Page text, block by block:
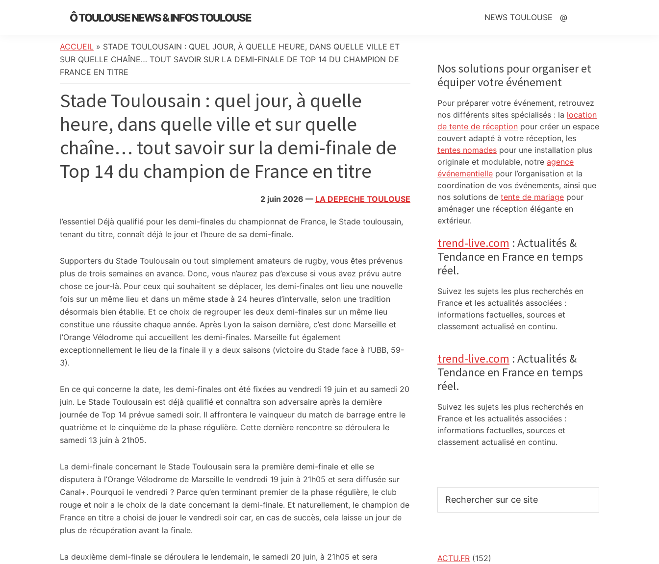
Ô TOULOUSE NEWS & INFOS TOULOUSE
de
l’actualité
toulousaine
info
locale,
société,
culture,
politique,
météo,
faits
divers
citoyennes
NEWS TOULOUSE @
ACCUEIL » STADE TOULOUSAIN : QUEL JOUR, À QUELLE HEURE, DANS QUELLE VILLE ET
SUR QUELLE CHAÎNE… TOUT SAVOIR SUR LA DEMI-FINALE DE TOP 14 DU CHAMPION DE
FRANCE EN TITRE
Stade Toulousain : quel jour, à quelle
heure, dans quelle ville et sur quelle
chaîne… tout savoir sur la demi-finale de
Top 14 du champion de France en titre
2 juin 2026 — LA DEPECHE TOULOUSE
l’essentiel Déjà qualifié pour les demi-finales du championnat de France, le Stade toulousain,
tenant du titre, connaît déjà le jour et l’heure de sa demi-finale.
Supporters du Stade Toulousain ou tout simplement amateurs de rugby, vous êtes prévenus
plus de trois semaines en avance. Donc, vous n’aurez pas d’excuse si vous avez prévu autre
chose ce jour-là. Pour ceux qui souhaitent se déplacer, les demi-finales ont lieu une nouvelle
fois sur un même lieu et dans un même stade à 24 heures d’intervalle, selon une tradition
désormais bien établie. Et ce choix de regrouper les deux demi-finales sur un même lieu
constitue une réussite chaque année. Après Lyon la saison dernière, c’est donc Marseille et
l’Orange Vélodrome qui accueillent les demi-finales. Marseille fut également
exceptionnellement le lieu de la finale il y a deux saisons (victoire du Stade face à l’UBB, 59-
3).
En ce qui concerne la date, les demi-finales ont été fixées au vendredi 19 juin et au samedi 20
juin. Le Stade Toulousain est déjà qualifié et connaîtra son adversaire après la dernière
journée de Top 14 prévue samedi soir. Il affrontera le vainqueur du match de barrage entre le
quatrième et le cinquième de la phase régulière. Cette dernière rencontre se déroulera le
samedi 13 juin à 21h05.
La demi-finale concernant le Stade Toulousain sera la première demi-finale et elle se
disputera à l’Orange Vélodrome de Marseille le vendredi 19 juin à 21h05 et sera diffusée sur
Canal+. Pourquoi le vendredi ? Parce qu’en terminant premier de la phase régulière, le club
rouge et noir a le choix de la date concernant la demi-finale. Et naturellement, le champion de
France en titre a choisi de jouer le vendredi soir car, en cas de succès, cela laisse un jour de
plus de récupération avant la finale.
La deuxième demi-finale se déroulera le lendemain, le samedi 20 juin, à 21h05 et sera
Sidebar
Nos solutions pour organiser et
équiper votre événement
Pour préparer votre événement, retrouvez
nos différents sites spécialisés : la location
de tente de réception pour créer un espace
couvert adapté à votre réception, les
tentes nomades pour une installation plus
originale et modulable, notre agence
événementielle pour l’organisation et la
coordination de vos événements, ainsi que
nos solutions de tente de mariage pour
aménager une réception élégante en
extérieur.
trend-live.com : Actualités &
Tendance en France en temps
réel.
Suivez les sujets les plus recherchés en
France et les actualités associées :
informations factuelles, sources et
classement actualisé en continu.
trend-live.com : Actualités &
Tendance en France en temps
réel.
Suivez les sujets les plus recherchés en
France et les actualités associées :
informations factuelles, sources et
classement actualisé en continu.
sur
ACTU.FR (152)